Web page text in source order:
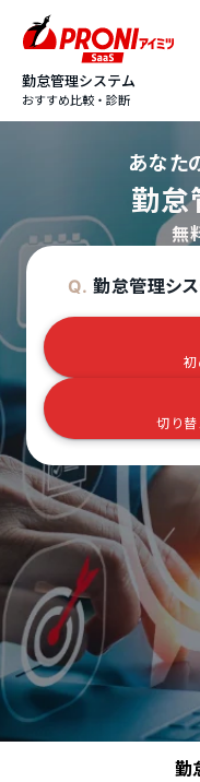
勤怠管理システム
おすすめ比較・診断
あなた
勤怠
無
Q. 勤怠管理シ
切り
勤